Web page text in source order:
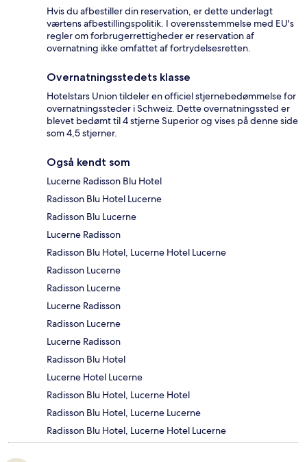
Hvis du afbestiller din reservation, er dette underlagt
værtens afbestillingspolitik. I overensstemmelse med EU's
regler om forbrugerrettigheder er reservation af
overnatning ikke omfattet af fortrydelsesretten.
Overnatningsstedets klasse
Hotelstars Union tildeler en officiel stjernebedømmelse for
overnatningssteder i Schweiz. Dette overnatningssted er
blevet bedømt til 4 stjerne Superior og vises på denne side
som 4,5 stjerner.
Også kendt som
Lucerne Radisson Blu Hotel
Radisson Blu Hotel Lucerne
Radisson Blu Lucerne
Lucerne Radisson
Radisson Blu Hotel, Lucerne Hotel Lucerne
Radisson Lucerne
Radisson Lucerne
Lucerne Radisson
Radisson Lucerne
Lucerne Radisson
Radisson Blu Hotel
Lucerne Hotel Lucerne
Radisson Blu Hotel, Lucerne Hotel
Radisson Blu Hotel, Lucerne Lucerne
Radisson Blu Hotel, Lucerne Hotel Lucerne